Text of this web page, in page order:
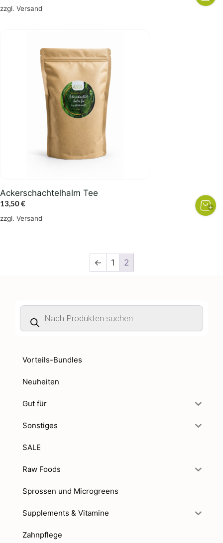
zzgl. Versand
Ackerschachtelhalm Tee
13,50€
zzgl. Versand
← 1 2
Products
search
Vorteils-Bundles
Neuheiten
Gut für
Sonstiges
SALE
Raw Foods
Sprossen und Microgreens
Supplements & Vitamine
Zahnpflege